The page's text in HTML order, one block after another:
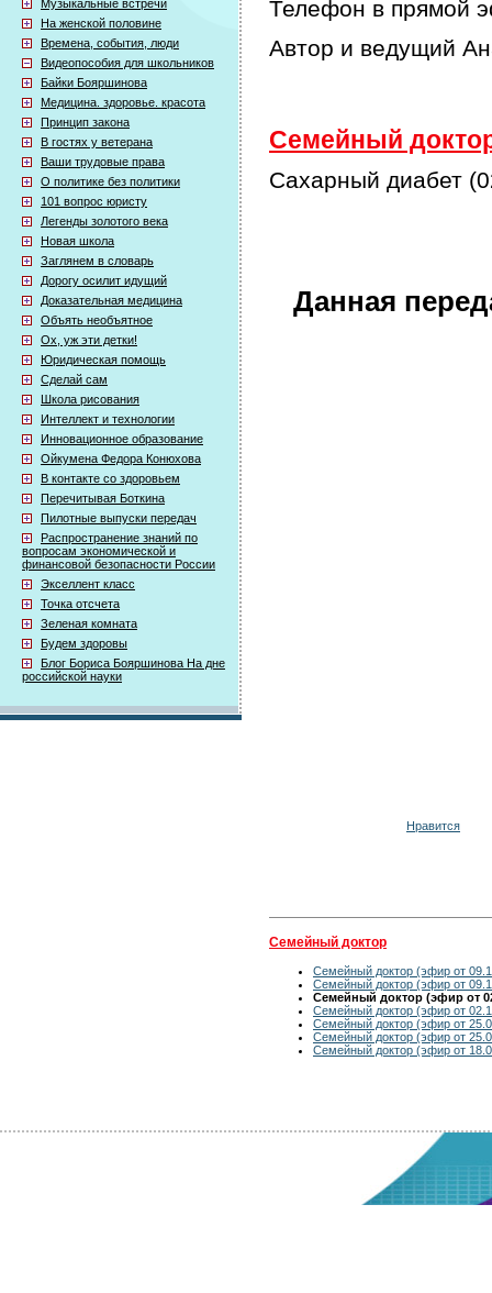
Музыкальные встречи
На женской половине
Времена, события, люди
Видеопособия для школьников
Байки Бояршинова
Медицина. здоровье. красота
Принцип закона
В гостях у ветерана
Ваши трудовые права
О политике без политики
101 вопрос юристу
Легенды золотого века
Новая школа
Заглянем в словарь
Дорогу осилит идущий
Доказательная медицина
Объять необъятное
Ох, уж эти детки!
Юридическая помощь
Сделай сам
Школа рисования
Интеллект и технологии
Инновационное образование
Ойкумена Федора Конюхова
В контакте со здоровьем
Перечитывая Боткина
Пилотные выпуски передач
Распространение знаний по
вопросам экономической и
финансовой безопасности России
Экселлент класс
Точка отсчета
Зеленая комната
Будем здоровы
Блог Бориса Бояршинова На дне
российской науки
Телефон в прямой
Автор и ведущий
Семейный
Сахарный диабет
Данная
Нравится
Семейный доктор
Семейный доктор (эфир от
Семейный доктор (эфир от
Семейный доктор (эфир от
Семейный доктор (эфир от
Семейный доктор (эфир от
Семейный доктор (эфир от
Семейный доктор (эфир от